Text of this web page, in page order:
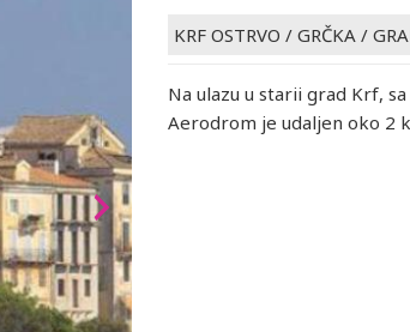
KRF OSTRVO / GRČKA /
Na ulazu u starii grad Krf,
Aerodrom je udaljen oko 2